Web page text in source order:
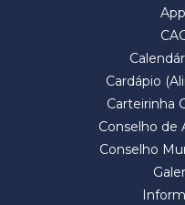
Cardápio
Carteirinha
Conselho de
Conselho